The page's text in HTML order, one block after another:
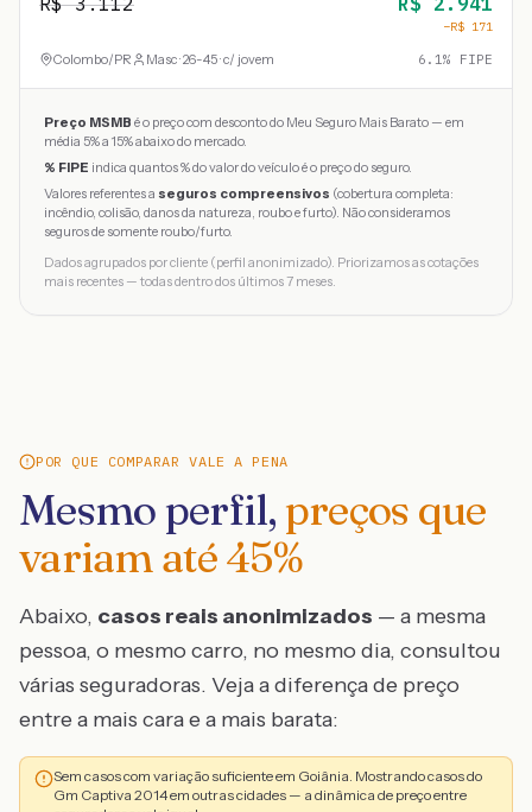
−R$ 171
Colombo/PR Masc · 26-45 · c/ jovem 6.1% FIPE
Preço MSMB é o preço com desconto do Meu Seguro Mais Barato — em
média 5% a 15% abaixo do mercado.
% FIPE indica quantos % do valor do veículo é o preço do seguro.
Valores referentes a seguros compreensivos (cobertura completa:
incêndio, colisão, danos da natureza, roubo e furto). Não consideramos
seguros de somente roubo/furto.
Dados agrupados por cliente (perfil anonimizado). Priorizamos as cotações
mais recentes — todas dentro dos últimos 7 meses.
POR QUE COMPARAR VALE A PENA
Mesmo perfil, preços que
variam até45%
Abaixo, casos reais anonimizados — a mesma
pessoa, o mesmo carro, no mesmo dia, consultou
várias seguradoras. Veja a diferença de preço
entre a mais cara e a mais barata:
Sem casos com variação suficiente em Goiânia. Mostrando casos do
Gm Captiva 2014 em outras cidades — a dinâmica de preço entre